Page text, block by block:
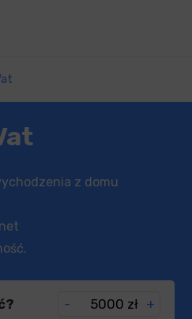
z domu
zł
- +